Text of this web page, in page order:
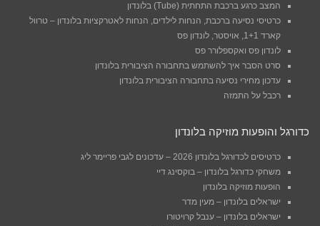
המצב כרגע ברכבת התחתית (Tube) בלונדון
כרטיסי נסיעה ברכבת, הנחות לילדים, הנחות לאטרקציות בלונדון – טרוול
קארד 1+1, אויסטר, לונדון פס
לונדון פס ואקספלורר פס
סרט הסבר איך להשתמש בתחבורה הציבורית בלונדון
עדכון מחירי נסיעה בתחבורה הציבורית בלונדון
רכבל על התמזה
כדורגל והופעות מוזיקה בלונדון
כרטיסים לכדורגל בלונדון 2026 – עדכונים לגבי פריימר ליג
משחקי כדורגל בלונדון – בוקסינג דיי
הופעות מוזיקה בלונדון
ישראלים בלונדון – מעין מדר
ישראלים בלונדון – ענבל קרויטורו